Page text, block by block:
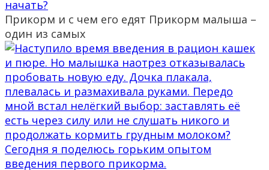
начать?
Прикорм и с чем его едят Прикорм малыша –
один из самых